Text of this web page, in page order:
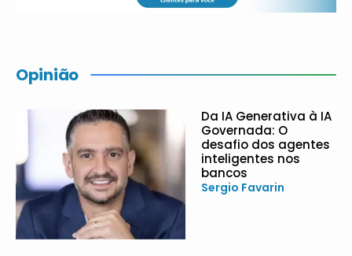
Opinião
Da IA Generativa à IA
Governada: O
desafio dos agentes
inteligentes nos
bancos
Sergio Favarin